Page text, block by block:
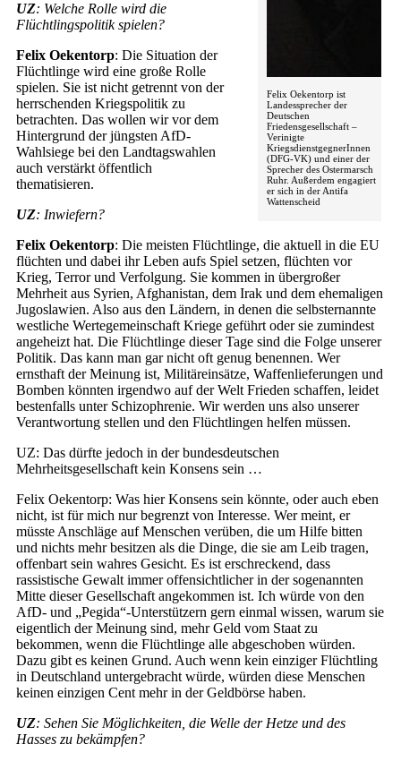
Felix Oekentorp ist
Landessprecher der
Deutschen
Friedensgesellschaft –
Verinigte
KriegsdienstgegnerInnen
(DFG-VK) und einer der
Sprecher des Ostermarsch
Ruhr. Außerdem engagiert
er sich in der Antifa
Wattenscheid
UZ: Welche Rolle wird die
Flüchtlingspolitik spielen?
Felix Oekentorp: Die Situation der
Flüchtlinge wird eine große Rolle
spielen. Sie ist nicht getrennt von der
herrschenden Kriegspolitik zu
betrachten. Das wollen wir vor dem
Hintergrund der jüngsten AfD-
Wahlsiege bei den Landtagswahlen
auch verstärkt öffentlich
thematisieren.
UZ: Inwiefern?
Felix Oekentorp: Die meisten Flüchtlinge, die aktuell in die EU
flüchten und dabei ihr Leben aufs Spiel setzen, flüchten vor
Krieg, Terror und Verfolgung. Sie kommen in übergroßer
Mehrheit aus Syrien, Afghanistan, dem Irak und dem ehemaligen
Jugoslawien. Also aus den Ländern, in denen die selbsternannte
westliche Wertegemeinschaft Kriege geführt oder sie zumindest
angeheizt hat. Die Flüchtlinge dieser Tage sind die Folge unserer
Politik. Das kann man gar nicht oft genug benennen. Wer
ernsthaft der Meinung ist, Militäreinsätze, Waffenlieferungen und
Bomben könnten irgendwo auf der Welt Frieden schaffen, leidet
bestenfalls unter Schizophrenie. Wir werden uns also unserer
Verantwortung stellen und den Flüchtlingen helfen müssen.
UZ: Das dürfte jedoch in der bundesdeutschen
Mehrheitsgesellschaft kein Konsens sein …
Felix Oekentorp: Was hier Konsens sein könnte, oder auch eben
nicht, ist für mich nur begrenzt von Interesse. Wer meint, er
müsste Anschläge auf Menschen verüben, die um Hilfe bitten
und nichts mehr besitzen als die Dinge, die sie am Leib tragen,
offenbart sein wahres Gesicht. Es ist erschreckend, dass
rassistische Gewalt immer offensichtlicher in der sogenannten
Mitte dieser Gesellschaft angekommen ist. Ich würde von den
AfD- und „Pegida“-Unterstützern gern einmal wissen, warum sie
eigentlich der Meinung sind, mehr Geld vom Staat zu
bekommen, wenn die Flüchtlinge alle abgeschoben würden.
Dazu gibt es keinen Grund. Auch wenn kein einziger Flüchtling
in Deutschland untergebracht würde, würden diese Menschen
keinen einzigen Cent mehr in der Geldbörse haben.
UZ: Sehen Sie Möglichkeiten, die Welle der Hetze und des
Hasses zu bekämpfen?